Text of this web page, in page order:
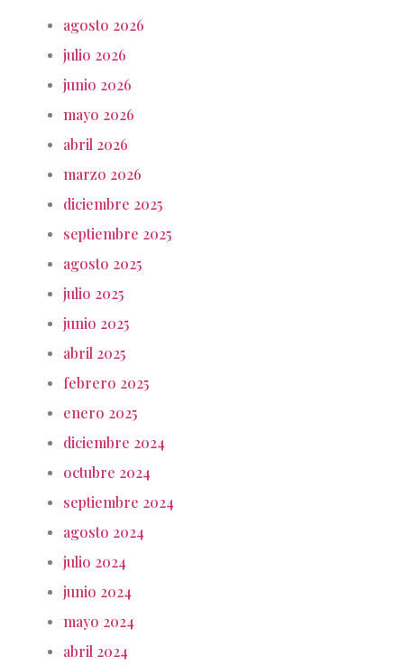
agosto 2026
julio 2026
junio 2026
mayo 2026
abril 2026
marzo 2026
diciembre 2025
septiembre 2025
agosto 2025
julio 2025
junio 2025
abril 2025
febrero 2025
enero 2025
diciembre 2024
octubre 2024
septiembre 2024
agosto 2024
julio 2024
junio 2024
mayo 2024
abril 2024